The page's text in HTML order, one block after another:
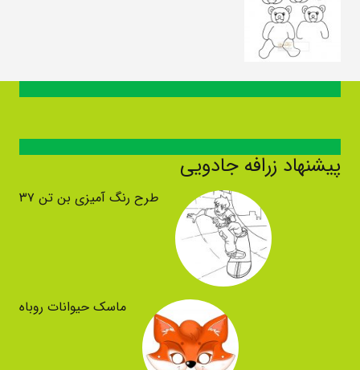
پیشنهاد زرافه جادویی
طرح رنگ آمیزی بن تن ۳۷
ماسک حیوانات روباه